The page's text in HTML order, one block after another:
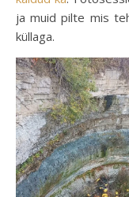
ja muid pilte mis
küllaga.